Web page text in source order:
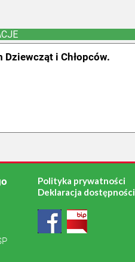
i Chłopców.
Polityka prywatności
Deklaracja dostępności